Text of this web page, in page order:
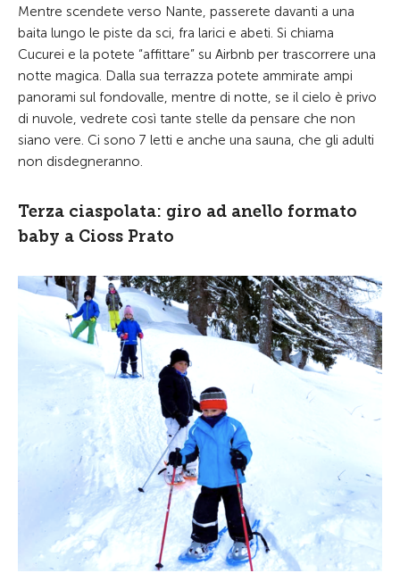
Mentre scendete verso Nante, passerete davanti a una
baita lungo le piste da sci, fra larici e abeti. Si chiama
Cucurei e la potete “affittare” su Airbnb per trascorrere una
notte magica. Dalla sua terrazza potete ammirate ampi
panorami sul fondovalle, mentre di notte, se il cielo è privo
di nuvole, vedrete così tante stelle da pensare che non
siano vere. Ci sono 7 letti e anche una sauna, che gli adulti
non disdegneranno.
Terza ciaspolata: giro ad anello formato
baby a Cioss Prato